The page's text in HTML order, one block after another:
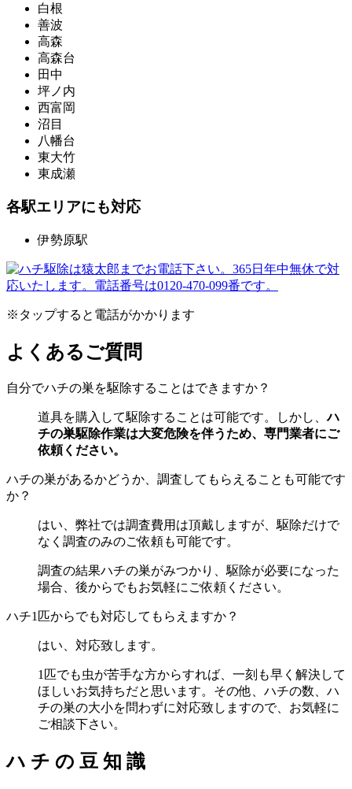
白根
善波
高森
高森台
田中
坪ノ内
西富岡
沼目
八幡台
東大竹
東成瀬
各駅エリアにも対応
伊勢原駅
※タップすると電話がかかります
よくあるご質問
自分でハチの巣を駆除することはできますか？
道具を購入して駆除することは可能です。しかし、ハ
チの巣駆除作業は大変危険を伴うため、専門業者にご
依頼ください。
ハチの巣があるかどうか、調査してもらえることも可能です
か？
はい、弊社では調査費用は頂戴しますが、駆除だけで
なく調査のみのご依頼も可能です。
調査の結果ハチの巣がみつかり、駆除が必要になった
場合、後からでもお気軽にご依頼ください。
ハチ1匹からでも対応してもらえますか？
はい、対応致します。
1匹でも虫が苦手な方からすれば、一刻も早く解決して
ほしいお気持ちだと思います。その他、ハチの数、ハ
チの巣の大小を問わずに対応致しますので、お気軽に
ご相談下さい。
ハ チ の 豆 知 識